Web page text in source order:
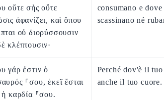
οὔτε σὴς οὔτε
ἀφανίζει, καὶ ὅπου
οὐ διορύσσουσιν
κλέπτουσιν·
consumano e
scassinano né
γάρ ἐστιν ὁ
⸀σου, ἐκεῖ ἔσται
ἡ καρδία ⸁σου.
Perché dov'è il tuo
anche il tuo cuore.